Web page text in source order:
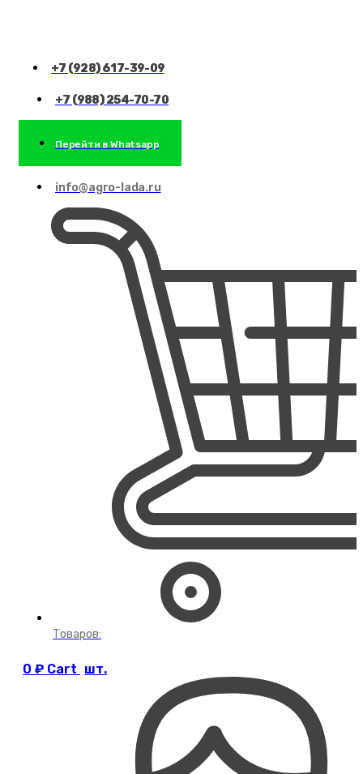
+7 (928) 617-39-09
+7 (988) 254-70-70
Перейти в Whatsapp
info@agro-lada.ru
Товаров:
0 ₽ Cart